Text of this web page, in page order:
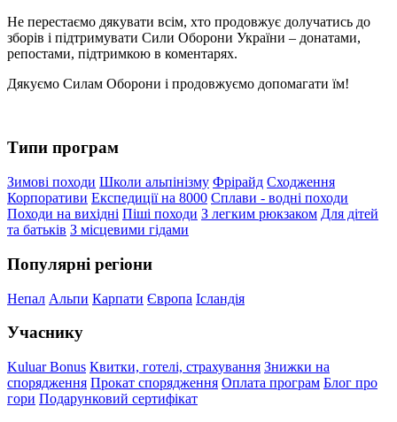
Не перестаємо дякувати всім, хто продовжує долучатись до
зборів і підтримувати Сили Оборони України – донатами,
репостами, підтримкою в коментарях.
Дякуємо Силам Оборони і продовжуємо допомагати їм!
Типи програм
Зимові походи Школи альпінізму Фрірайд Сходження
Корпоративи Експедиції на 8000 Сплави - водні походи
Походи на вихідні Піші походи З легким рюкзаком Для дітей
та батьків З місцевими гідами
Популярні регіони
Непал Альпи Карпати Європа Ісландія
Учаснику
Kuluar Bonus Квитки, готелі, страхування Знижки на
спорядження Прокат спорядження Оплата програм Блог про
гори Подарунковий сертифікат